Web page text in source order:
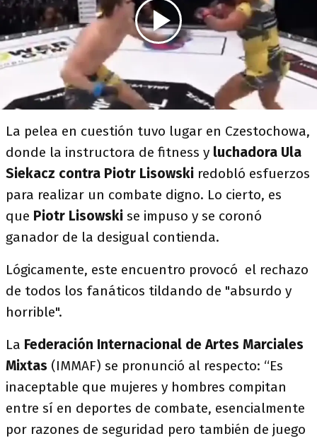
La pelea en cuestión tuvo lugar en Czestochowa,
donde la instructora de fitness y luchadora Ula
Siekacz contra Piotr Lisowski redobló esfuerzos
para realizar un combate digno. Lo cierto, es
que Piotr Lisowski se impuso y se coronó
ganador de la desigual contienda.
Lógicamente, este encuentro provocó el rechazo
de todos los fanáticos tildando de "absurdo y
horrible".
La Federación Internacional de Artes Marciales
Mixtas (IMMAF) se pronunció al respecto: “Es
inaceptable que mujeres y hombres compitan
entre sí en deportes de combate, esencialmente
por razones de seguridad pero también de juego